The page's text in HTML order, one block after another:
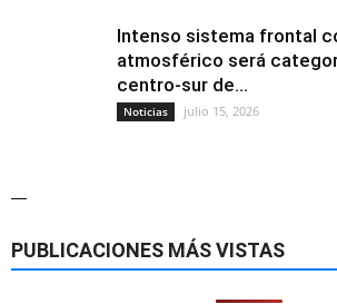
Intenso sistema frontal
atmosférico será
centro-sur de...
Noticias julio 15, 2026
—
PUBLICACIONES MÁS VISTAS